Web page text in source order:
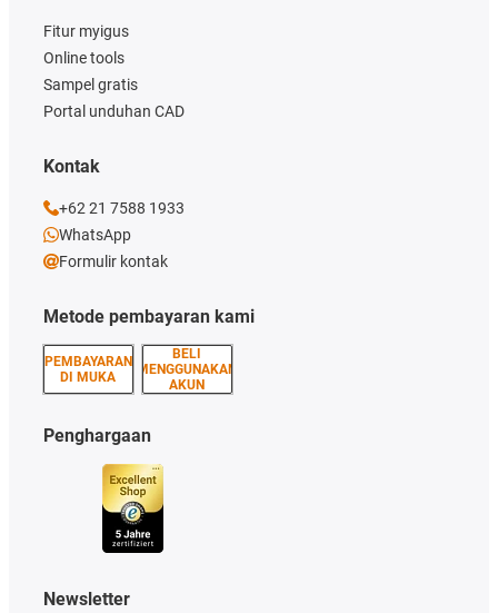
Metode pembayaran kami
PEMBAYARAN
DI MUKA
BELI
MENGGUNAKAN
AKUN
Fitur myigus
Online tools
Sampel gratis
Portal unduhan CAD
Penghargaan
Newsletter
Kontak
+62 21 7588 1933
WhatsApp
Formulir kontak